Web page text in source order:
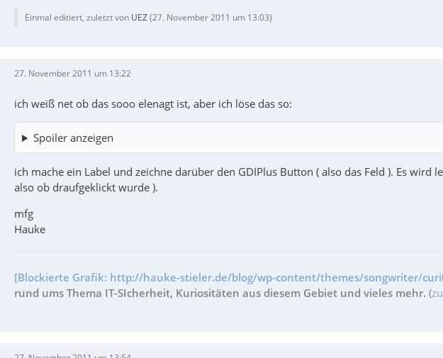
Einmal editiert, zuletzt von UEZ(27. November 2011 um 13:03)
27. November 2011 um 13:22
ich weiß net ob das sooo elenagt ist, aber ich löse das so:
Spoiler anzeigen
ich mache ein Label und zeichne darüber den GDIPlus Button ( also das Feld ). Es wird
also ob draufgeklickt wurde ).
mfg
Hauke
[Blockierte Grafik: http://hauke-stieler.de/blog/wp-content/themes/songwriter/
rund ums Thema IT-SIcherheit, Kuriositäten aus diesem Gebiet und vieles mehr. (